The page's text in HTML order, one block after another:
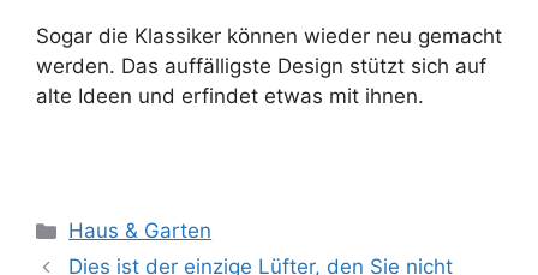
Sogar die Klassiker können wieder neu gemacht
werden. Das auffälligste Design stützt sich auf
alte Ideen und erfindet etwas mit ihnen.
Kategorien
Haus & Garten
Dies ist der einzige Lüfter, den Sie nicht